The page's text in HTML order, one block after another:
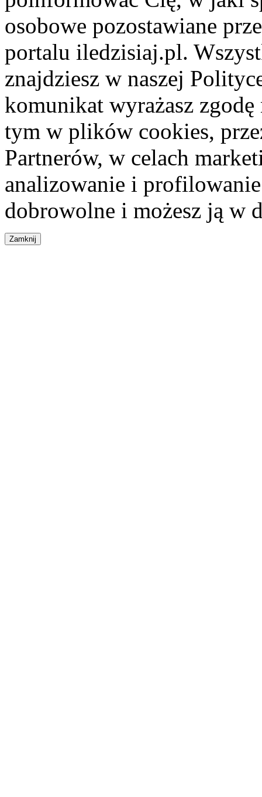
osobowe pozostawiane
portalu iledzisiaj.pl.
znajdziesz w naszej
komunikat wyrażasz
tym w plików cookies,
Partnerów, w celach
analizowanie i
dobrowolne i możesz ją w